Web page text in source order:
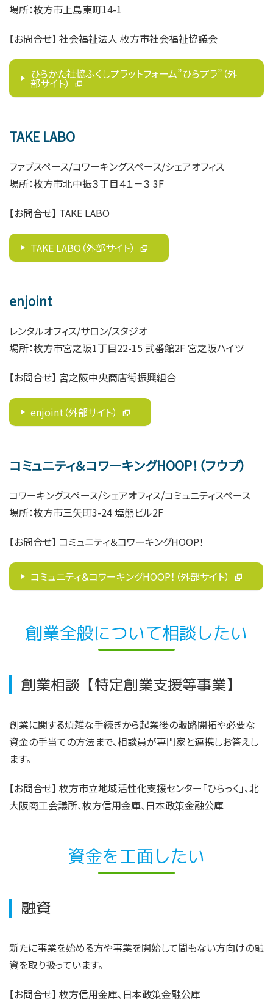
場所：枚方市上島東町14-1
【お問合せ】 社会福祉法人 枚方市社会福祉協議会
ひらかた社恊ふくしプラットフォーム”ひらプラ”（外
部サイト）
TAKE LABO
ファブスペース/コワーキングスペース/シェアオフィス
場所：枚方市北中振３丁目４１－３ 3F
【お問合せ】 TAKE LABO
TAKE LABO（外部サイト）
enjoint
レンタルオフィス/サロン/スタジオ
場所：枚方市宮之阪1丁目22-15 弐番館2F 宮之阪ハイツ
【お問合せ】 宮之阪中央商店街振興組合
enjoint（外部サイト）
コミュニティ＆コワーキングHOOP！（フウプ）
コワーキングスペース/シェアオフィス/コミュニティスペース
場所：枚方市三矢町3-24 塩熊ビル2F
【お問合せ】 コミュニティ＆コワーキングHOOP！
コミュニティ＆コワーキングHOOP！（外部サイト）
創業全般について相談したい
創業相談【特定創業支援等事業】
創業に関する煩雑な手続きから起業後の販路開拓や必要な
資金の手当ての方法まで、相談員が専門家と連携しお答えし
ます。
【お問合せ】 枚方市立地域活性化支援センター「ひらっく」、北
大阪商工会議所、枚方信用金庫、日本政策金融公庫
資金を工面したい
融資
新たに事業を始める方や事業を開始して間もない方向けの融
資を取り扱っています。
【お問合せ】 枚方信用金庫、日本政策金融公庫